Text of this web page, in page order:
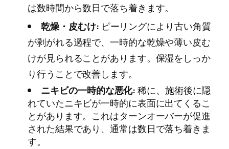
は数時間から数日で落ち着きます。
乾燥・皮むけ: ピーリングにより古い角質
が剥がれる過程で、一時的な乾燥や薄い皮む
けが見られることがあります。保湿をしっか
り行うことで改善します。
ニキビの一時的な悪化:稀に、施術後に隠
れていたニキビが一時的に表面に出てくるこ
とがあります。これはターンオーバーが促進
された結果であり、通常は数日で落ち着きま
す。